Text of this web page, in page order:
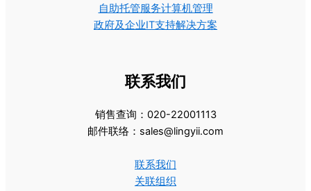
自助托管服务计算机管理
政府及企业IT支持解决方案
联系我们
销售查询：020-22001113
邮件联络：sales@lingyii.com
联系我们
关联组织